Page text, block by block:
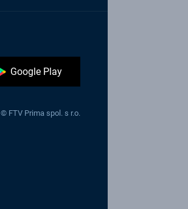
Google Play
© FTV Prima spol. s r.o.